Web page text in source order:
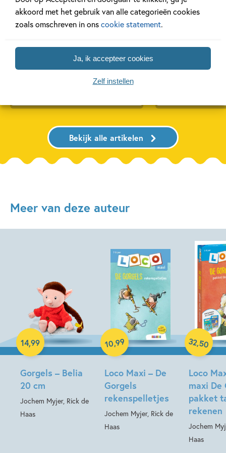
akkoord met het gebruik van alle categorieën cookies
zoals omschreven in onscookie statement.
Ja, ik accepteer cookies
Zelf instellen
Bekijk alle artikelen
Meer van deze auteur
Gorgels – Belia
20 cm
Jochem Myjer, Rick de
Haas
14,99
Knuffel
Loco Maxi – De
Gorgels
rekenspelletjes
Jochem Myjer, Rick de
Haas
10,99
Paperback
Loco
maxi De
pakket
rekenen
Jochem
Haas
32,50
Paperback